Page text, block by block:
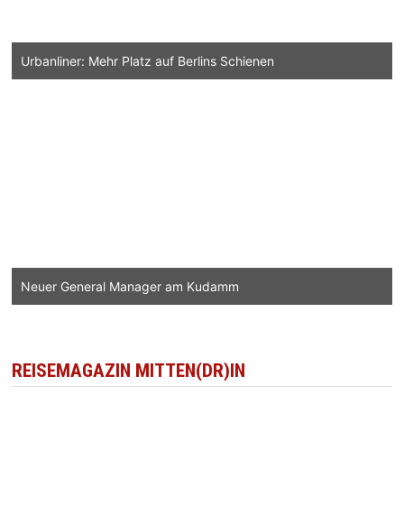
Urbanliner: Mehr Platz auf Berlins Schienen
Neuer General Manager am Kudamm
REISEMAGAZIN MITTEN(DR)IN